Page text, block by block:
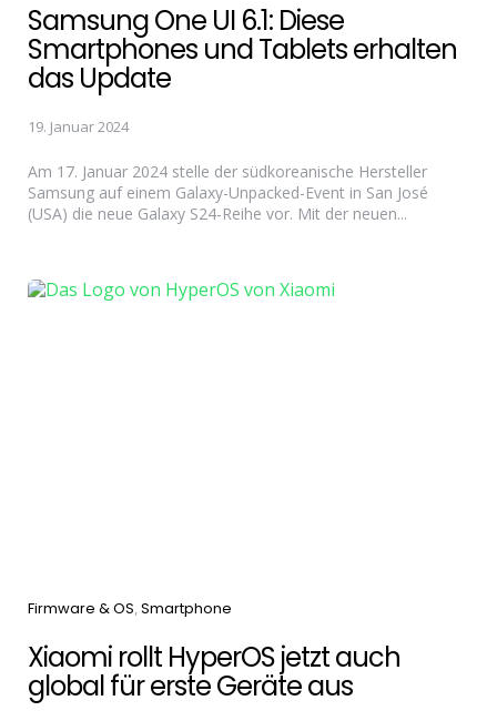
Samsung One UI 6.1: Diese
Smartphones und Tablets erhalten
das Update
19. Januar 2024
Am 17. Januar 2024 stelle der südkoreanische Hersteller
Samsung auf einem Galaxy-Unpacked-Event in San José
(USA) die neue Galaxy S24-Reihe vor. Mit der neuen...
Categories
Firmware & OS Smartphone
Xiaomi rollt HyperOS jetzt auch
global für erste Geräte aus